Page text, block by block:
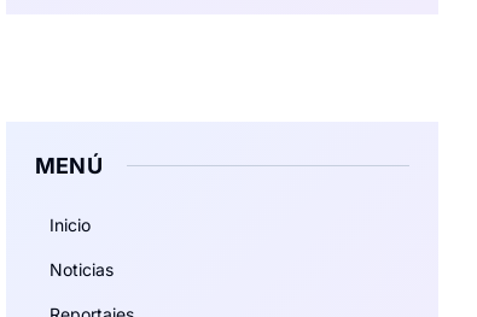
MENÚ
Inicio
Noticias